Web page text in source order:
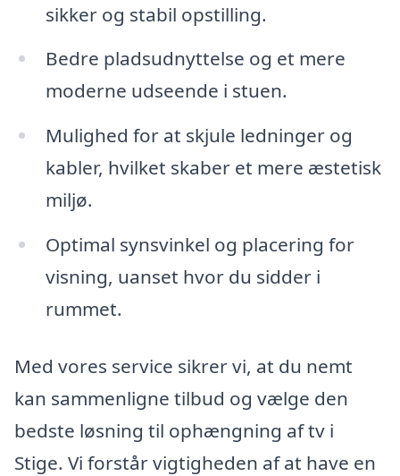
sikker og stabil opstilling.
Bedre pladsudnyttelse og et mere
moderne udseende i stuen.
Mulighed for at skjule ledninger og
kabler, hvilket skaber et mere æstetisk
miljø.
Optimal synsvinkel og placering for
visning, uanset hvor du sidder i
rummet.
Med vores service sikrer vi, at du nemt
kan sammenligne tilbud og vælge den
bedste løsning til ophængning af tv i
Stige. Vi forstår vigtigheden af at have en